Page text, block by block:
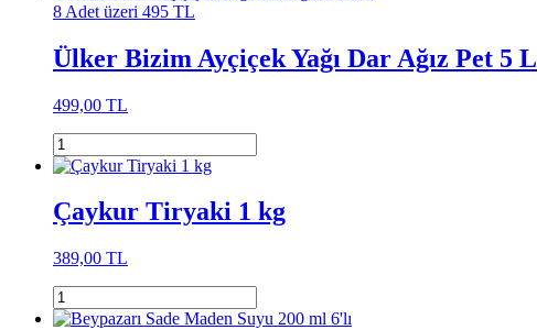
8 Adet üzeri 495 TL
Ülker Bizim Ayçiçek Yağı Dar Ağız Pet 5 L
499,00 TL
Çaykur Tiryaki 1 kg
389,00 TL